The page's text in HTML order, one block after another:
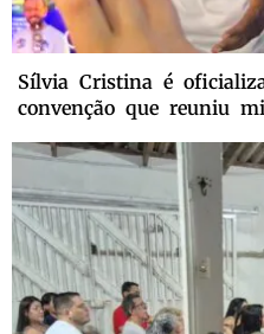
Sílvia Cristina é
convenção que reuniu